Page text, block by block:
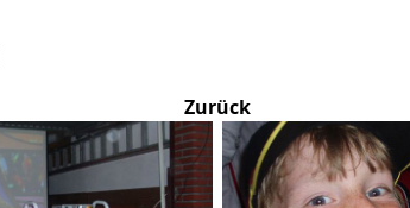
Zurück